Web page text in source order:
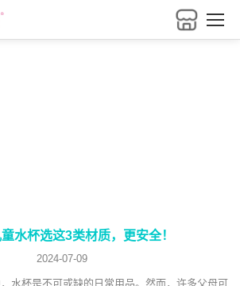
水杯选这3类材质，更安全！
2024-07-09
杯是不可或缺的日常用品。然而，许多父母可